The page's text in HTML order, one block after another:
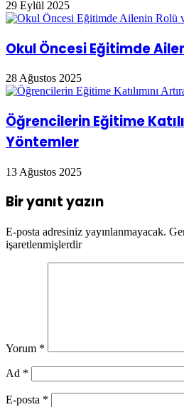
29 Eylül 2025
Okul Öncesi Eğitimde
28 Ağustos 2025
Öğrencilerin Eğitime
Yöntemler
13 Ağustos 2025
Bir yanıt yazın
E-posta adresiniz yayınlanmayacak.
işaretlenmişlerdir
Yorum *
Ad *
E-posta *